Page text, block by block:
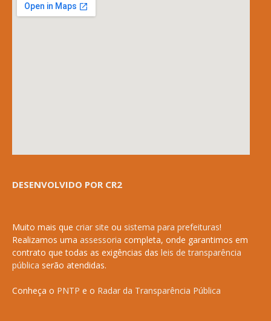
DESENVOLVIDO POR CR2
Muito mais que criar site ou sistema para prefeituras!
Realizamos uma assessoria completa, onde garantimos em
contrato que todas as exigências das leis de transparência
pública serão atendidas.
Conheça o PNTP e o Radar da Transparência Pública